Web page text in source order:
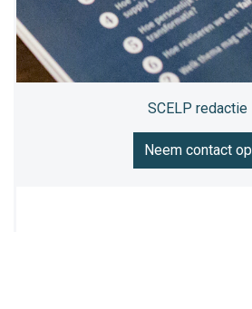
SCELP redactie
Neem contact op